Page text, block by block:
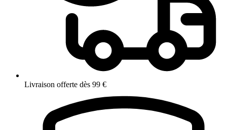
Livraison offerte dès 99 €